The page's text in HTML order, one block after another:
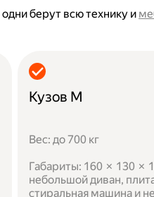
берут всю технику и
Кузов M
Вес: до 700 кг
Габариты: 160 × 130 ×
небольшой диван,
стиральная машина и